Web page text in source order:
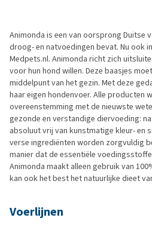
Animonda is een van oorsprong Duitse
droog- en natvoedingen bevat. Nu ook
Medpets.nl. Animonda richt zich
voor hun hond willen. Deze baasjes
middelpunt van het gezin. Met deze
haar eigen hondenvoer. Alle producten
overeenstemming met de nieuwste
gezonde en verstandige diervoeding:
absoluut vrij van kunstmatige kleur- en
verse ingrediënten worden zorgvuldig
manier dat de essentiële
Animonda maakt alleen gebruik van
kan ook het best het natuurlijke dieet
Voerlijnen